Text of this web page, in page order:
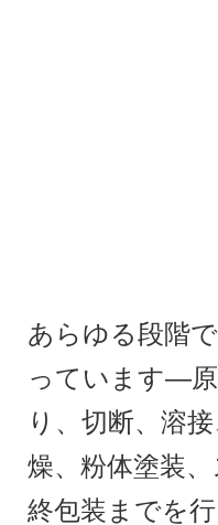
あらゆる段階
っています—原
り、切断、溶
燥、粉体塗装
終包装までを